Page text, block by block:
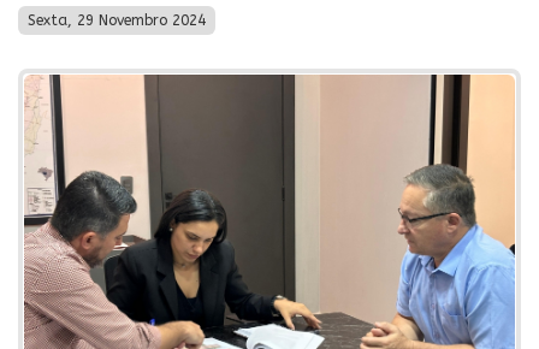
Sexta, 29 Novembro 2024